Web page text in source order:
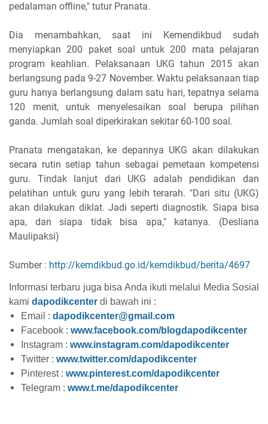
pedalaman offline," tutur Pranata.
Dia menambahkan, saat ini Kemendikbud sudah
menyiapkan 200 paket soal untuk 200 mata pelajaran
program keahlian. Pelaksanaan UKG tahun 2015 akan
berlangsung pada 9-27 November. Waktu pelaksanaan tiap
guru hanya berlangsung dalam satu hari, tepatnya selama
120 menit, untuk menyelesaikan soal berupa pilihan
ganda. Jumlah soal diperkirakan sekitar 60-100 soal.
Pranata mengatakan, ke depannya UKG akan dilakukan
secara rutin setiap tahun sebagai pemetaan kompetensi
guru. Tindak lanjut dari UKG adalah pendidikan dan
pelatihan untuk guru yang lebih terarah. "Dari situ (UKG)
akan dilakukan diklat. Jadi seperti diagnostik. Siapa bisa
apa, dan siapa tidak bisa apa," katanya. (Desliana
Maulipaksi)
Sumber : http://kemdikbud.go.id/kemdikbud/berita/4697
Informasi terbaru juga bisa Anda ikuti melalui Media Sosial
kami dapodikcenter di bawah ini :
Email : dapodikcenter@gmail.com
Facebook : www.facebook.com/blogdapodikcenter
Instagram : www.instagram.com/dapodikcenter
Twitter : www.twitter.com/dapodikcenter
Pinterest : www.pinterest.com/dapodikcenter
Telegram : www.t.me/dapodikcenter